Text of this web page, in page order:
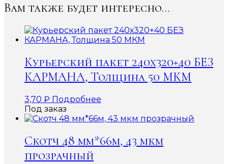
Вам также будет интересно…
Курьерский пакет 240х320+40 БЕЗ
КАРМАНА, Толщина 50 МКМ
3,70 ₽ Подробнее
Под заказ
Скотч 48 мм*66м, 43 мкм
прозрачный